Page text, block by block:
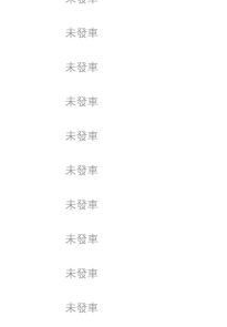
未發車
未發車
未發車
未發車
未發車
未發車
未發車
未發車
未發車